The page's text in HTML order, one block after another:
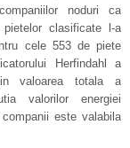
noduri ca
clasificate l-a
cele 553 de piete
Herfindahl a
valoarea totala a
valorilor energiei
este valabila